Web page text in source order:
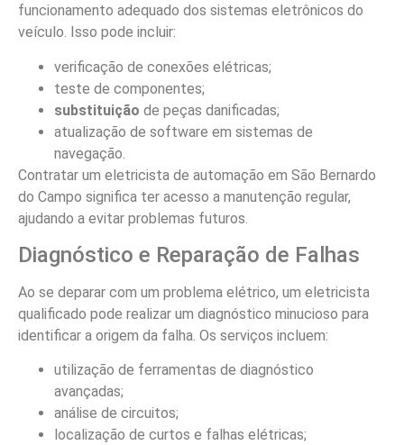
funcionamento adequado dos sistemas eletrônicos do
veículo. Isso pode incluir:
verificação de conexões elétricas;
teste de componentes;
substituição de peças danificadas;
atualização de software em sistemas de
navegação.
Contratar um eletricista de automação em São Bernardo
do Campo significa ter acesso a manutenção regular,
ajudando a evitar problemas futuros.
Diagnóstico e Reparação de Falhas
Ao se deparar com um problema elétrico, um eletricista
qualificado pode realizar um diagnóstico minucioso para
identificar a origem da falha. Os serviços incluem:
utilização de ferramentas de diagnóstico
avançadas;
análise de circuitos;
localização de curtos e falhas elétricas;